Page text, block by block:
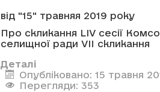
від "15" травняя 2019 року
Про скликання LIV сесії
селищної ради VII скликання
Деталі
Опубліковано: 15 травня
Перегляди: 353